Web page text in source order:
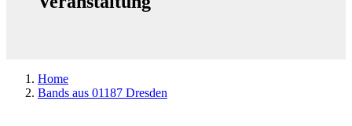
Home
Bands aus 01187 Dresden